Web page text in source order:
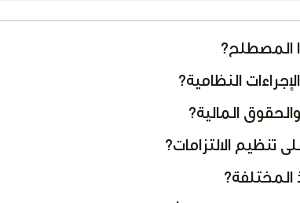
المصطلح؟
النظامية؟
المالية؟
تنظيم الالتزامات؟
المختلفة؟